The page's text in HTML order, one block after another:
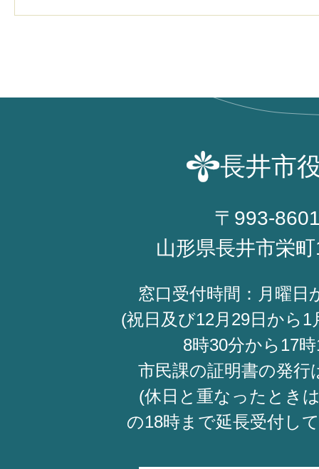
長井市
〒993-
山形県長井市栄
窓口受付時間：月曜日
(祝日及び12月29日から1
8時30分から17
市民課の証明書の発行
(休日と重なったとき
の18時まで延長受付し